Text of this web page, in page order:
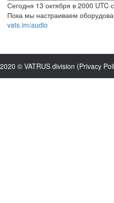
Сегодня 13 октября в 2000 UTC
Пока мы настраиваем
vats.im/audio
2020 © VATRUS division (Privacy